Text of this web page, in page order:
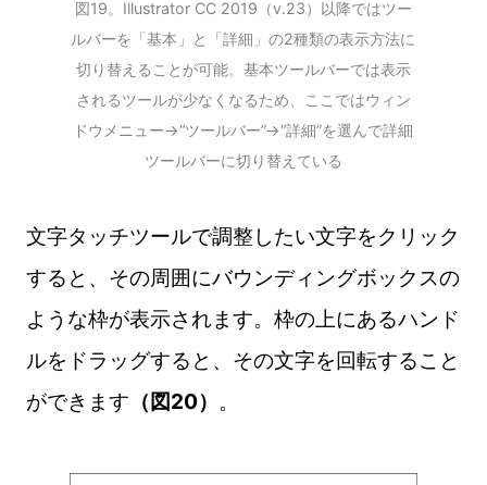
図19。Illustrator CC 2019（v.23）以降ではツー
ルバーを「基本」と「詳細」の2種類の表示方法に
切り替えることが可能。基本ツールバーでは表示
されるツールが少なくなるため、ここではウィン
ドウメニュー→“ツールバー”→“詳細”を選んで詳細
ツールバーに切り替えている
文字タッチツールで調整したい文字をクリック
すると、その周囲にバウンディングボックスの
ような枠が表示されます。枠の上にあるハンド
ルをドラッグすると、その文字を回転すること
ができます （図20） 。